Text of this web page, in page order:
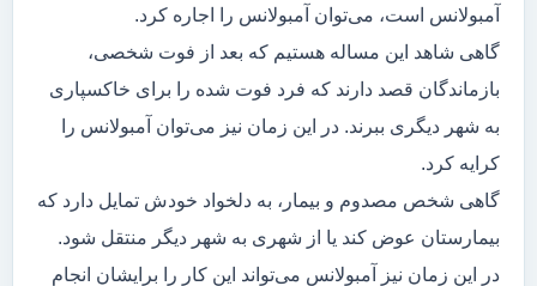
آمبولانس است، می‌توان آمبولانس را اجاره کرد.
گاهی شاهد این مساله هستیم که بعد از فوت شخصی،
بازماندگان قصد دارند که فرد فوت شده را برای خاکسپاری
به شهر دیگری ببرند. در این زمان نیز می‌توان آمبولانس را
کرایه کرد.
گاهی شخص مصدوم و بیمار، به دلخواد خودش تمایل دارد که
بیمارستان عوض کند یا از شهری به شهر دیگر منتقل شود.
در این زمان نیز آمبولانس می‌تواند این کار را برایشان انجام